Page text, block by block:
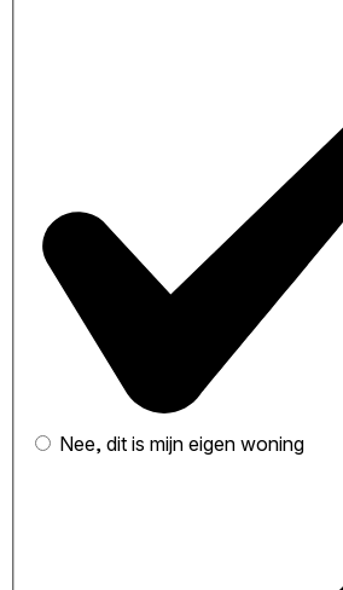
Nee, dit is mijn eigen woning